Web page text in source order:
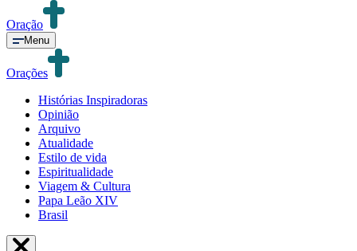
Oração
Menu
Orações
Histórias Inspiradoras
Opinião
Arquivo
Atualidade
Estilo de vida
Espiritualidade
Viagem & Cultura
Papa Leão XIV
Brasil